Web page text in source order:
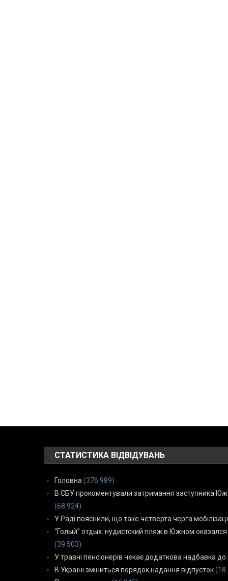
СТАТИСТИКА ВІДВІДУВАНЬ
Головна (376 989)
В СБУ прокоментували затримання заступника
(68 924)
У Раді пояснили, що таке четверта черга
“Голый” отдых: нудистский пляж в Южном
(39 503)
У травні пенсіонерів чекає додаткова надбавка до
В Україні зміниться порядок надання відпусток (18